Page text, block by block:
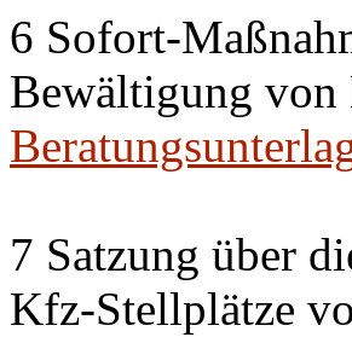
6 Sofort-
Bewältigung von
7 Satzung über
Kfz-Stellplätze